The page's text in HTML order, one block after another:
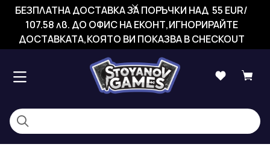
БЕЗПЛАТНА ДОСТАВКА ЗА ПОРЪЧКИ НАД 55 EUR/
107.58 лв. ДО ОФИС НА ЕКОНТ,ИГНОРИРАЙТЕ
ДОСТАВКАТА,КОЯТО ВИ ПОКАЗВА В CHECKOUT